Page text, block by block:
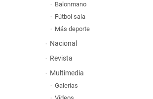
Balonmano
Fútbol sala
Más deporte
Nacional
Revista
Multimedia
Galerías